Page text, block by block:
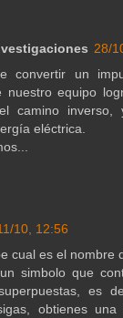
28/
convertir un
nuestro equipo
camino
eléctrica.
10, 12:56
cual es el nombre
simbolo que
es
obtienes